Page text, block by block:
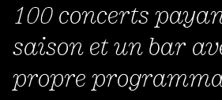
100 concerts
saison et un bar
propre